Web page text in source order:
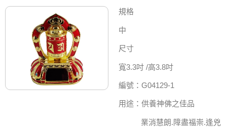
規格
中
尺寸
寬3.3吋 /高3.8吋
編號：G04129-1
用途：供養神佛之佳品
業消慧朗.障盡福崇.逢兇